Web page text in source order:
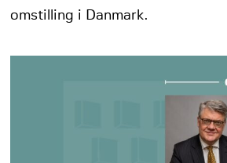
omstilling i Danmark.